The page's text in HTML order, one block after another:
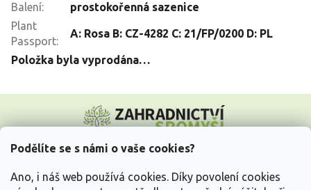
Podělíte se s námi o vaše cookies?
Ano, i náš web používá cookies. Díky povolení cookies
Balení:
prostokořenná sazenice
Plant
Passport:
A: Rosa B: CZ-4282 C: 21/FP/0200 D: PL
Položka byla vyprodána…
p
Vše o nákupu